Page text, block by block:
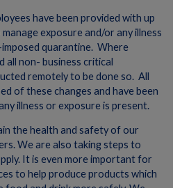
have been provided with up
exposure and/or any illness
quarantine. Where
all non- business critical
remotely to be done so. All
of these changes and have been
illness or exposure is present.
the health and safety of our
We are also taking steps to
It is even more important for
to help produce products which